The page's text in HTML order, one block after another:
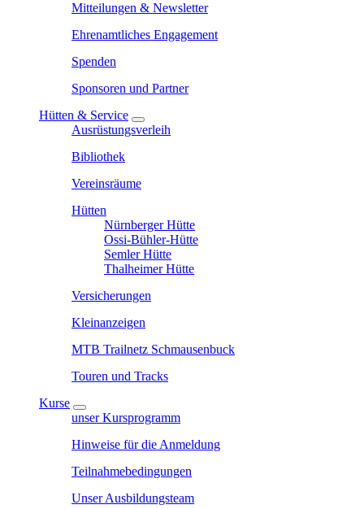
Mitteilungen & Newsletter
Ehrenamtliches Engagement
Spenden
Sponsoren und Partner
Hütten & Service
Ausrüstungsverleih
Bibliothek
Vereinsräume
Hütten
Nürnberger Hütte
Ossi-Bühler-Hütte
Semler Hütte
Thalheimer Hütte
Versicherungen
Kleinanzeigen
MTB Trailnetz Schmausenbuck
Touren und Tracks
Kurse
unser Kursprogramm
Hinweise für die Anmeldung
Teilnahmebedingungen
Unser Ausbildungsteam